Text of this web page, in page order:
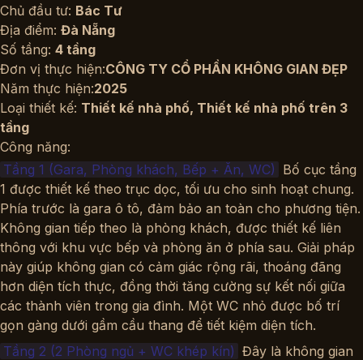
Chủ đầu tư: Bác Tư
Địa điểm: Đà Nẵng
Số tầng: 4 tầng
Đơn vị thực hiện:CÔNG TY CỔ PHẦN KHÔNG GIAN ĐẸP
Năm thực hiện:2025
Loại thiết kế: Thiết kế nhà phố, Thiết kế nhà phố trên 3
tầng
Công năng:
Tầng 1 (Gara, Phòng khách, Bếp + Ăn, WC) Bố cục tầng
1 được thiết kế theo trục dọc, tối ưu cho sinh hoạt chung.
Phía trước là gara ô tô, đảm bảo an toàn cho phương tiện.
Không gian tiếp theo là phòng khách, được thiết kế liên
thông với khu vực bếp và phòng ăn ở phía sau. Giải pháp
này giúp không gian có cảm giác rộng rãi, thoáng đãng
hơn diện tích thực, đồng thời tăng cường sự kết nối giữa
các thành viên trong gia đình. Một WC nhỏ được bố trí
gọn gàng dưới gầm cầu thang để tiết kiệm diện tích.
Tầng 2 (2 Phòng ngủ + WC khép kín) Đây là không gian